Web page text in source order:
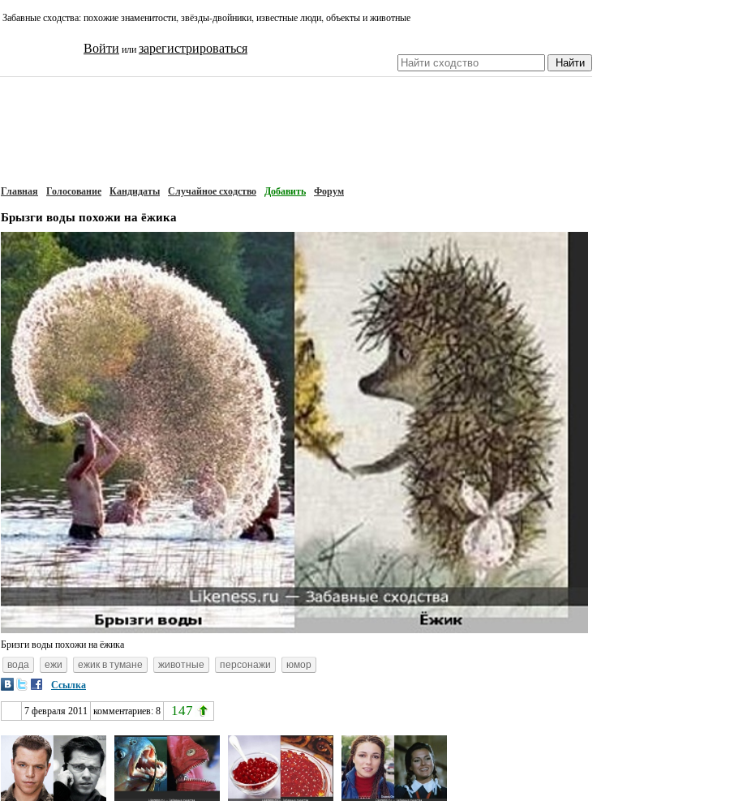
Забавные сходства: похожие знаменитости, звёзды-двойники, известные люди, объекты и животные
Войти или зарегистрироваться
Главная Голосование Кандидаты Случайное сходство Добавить Форум
Брызги воды похожи на ёжика
Бризги воды похожи на ёжика
вода
ежи ежик в тумане животные персонажи
юмор
Ссылка
7 февраля 2011 комментариев: 8 147